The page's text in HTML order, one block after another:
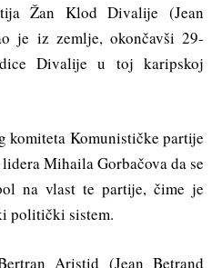
Žan Klod Divalije (Jean
je iz zemlje, okončavši 29-
Divalije u toj karipskoj
komiteta Komunističke partije
Mihaila Gorbačova da se
na vlast te partije, čime je
politički sistem.
Aristid (Jean Betrand